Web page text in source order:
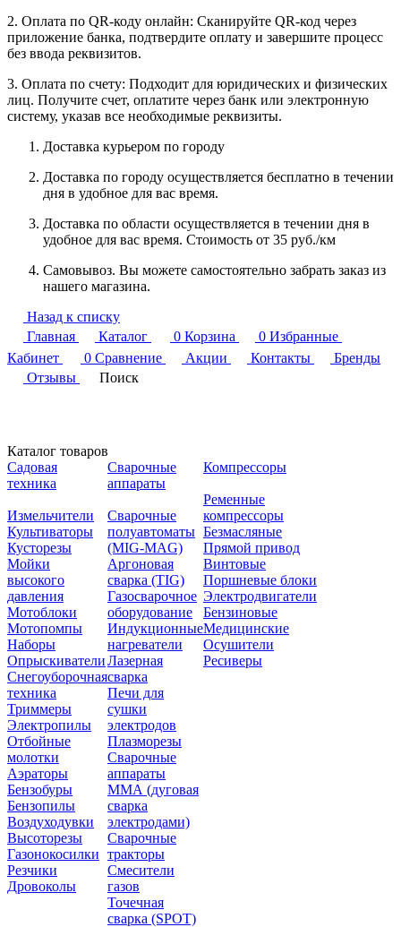
2. Оплата по QR-коду онлайн: Сканируйте QR-код через
приложение банка, подтвердите оплату и завершите процесс
без ввода реквизитов.
3. Оплата по счету: Подходит для юридических и физических
лиц. Получите счет, оплатите через банк или электронную
систему, указав все необходимые реквизиты.
Доставка курьером по городу
Доставка по городу осуществляется бесплатно в течении
дня в удобное для вас время.
Доставка по области осуществляется в течении дня в
удобное для вас время. Стоимость от 35 руб./км
Самовывоз. Вы можете самостоятельно забрать заказ из
нашего магазина.
Назад к списку
Главная
Каталог 0 Корзина 0 Избранные
Кабинет
0 Сравнение Акции Контакты
Бренды
Отзывы
Поиск
Каталог товаров
Садовая
техника
Измельчители
Культиваторы
Кусторезы
Мойки
высокого
давления
Мотоблоки
Мотопомпы
Наборы
Опрыскиватели
Снегоуборочная
техника
Триммеры
Электропилы
Отбойные
молотки
Аэраторы
Бензобуры
Бензопилы
Воздуходувки
Высоторезы
Газонокосилки
Резчики
Дровоколы
Сварочные
аппараты
Сварочные
полуавтоматы
(MIG-MAG)
Аргоновая
сварка (TIG)
Газосварочное
оборудование
Индукционные
нагреватели
Лазерная
сварка
Печи для
сушки
электродов
Плазморезы
Сварочные
аппараты
ММА (дуговая
сварка
электродами)
Сварочные
тракторы
Смесители
газов
Точечная
сварка (SPOT)
Компрессоры
Ременные
компрессоры
Безмасляные
Прямой привод
Винтовые
Поршневые блоки
Электродвигатели
Бензиновые
Медицинские
Осушители
Ресиверы